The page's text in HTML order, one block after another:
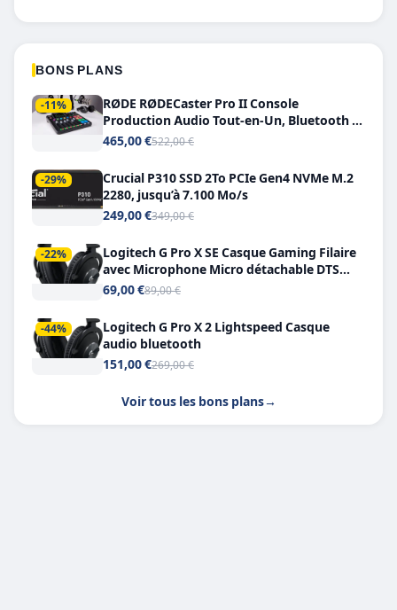
BONS PLANS
-11%
RØDE RØDECaster Pro II Console
Production Audio Tout-en-Un, Bluetooth et
Double USB-C
465,00 €522,00 €
-29%
Crucial P310 SSD 2To PCIe Gen4 NVMe M.2
2280, jusqu’à 7.100 Mo/s
249,00 €349,00 €
-22%
Logitech G Pro X SE Casque Gaming Filaire
avec Microphone Micro détachable DTS
Headphone X 7.1
69,00 €89,00 €
-44%
Logitech G Pro X 2 Lightspeed Casque
audio bluetooth
151,00 €269,00 €
Voir tous les bons plans→